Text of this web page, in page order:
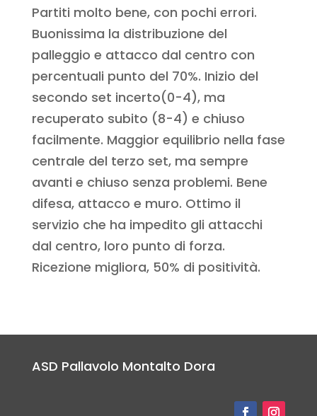
Partiti molto bene, con pochi errori.
Buonissima la distribuzione del
palleggio e attacco dal centro con
percentuali punto del 70%. Inizio del
secondo set incerto(0-4), ma
recuperato subito (8-4) e chiuso
facilmente. Maggior equilibrio nella fase
centrale del terzo set, ma sempre
avanti e chiuso senza problemi. Bene
difesa, attacco e muro. Ottimo il
servizio che ha impedito gli attacchi
dal centro, loro punto di forza.
Ricezione migliora, 50% di positività.
ASD Pallavolo Montalto Dora